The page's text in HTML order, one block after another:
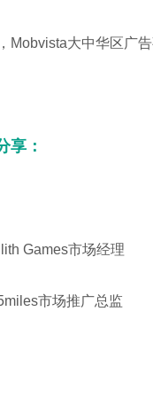
Mobvista大中华区广
享：
Games市场经理
市场推广总监